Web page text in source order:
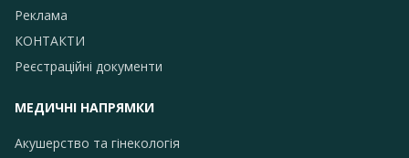
Реклама
КОНТАКТИ
Реєстраційні документи
МЕДИЧНІ НАПРЯМКИ
Акушерство та гінекологія